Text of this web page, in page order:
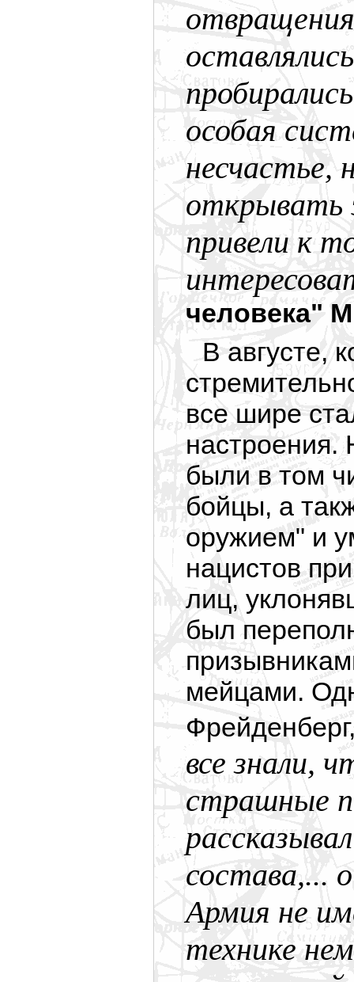
особая
несчастье,
открывать
привели к
человека"
В августе,
все шире
настроения.
были в том
бойцы, а
оружием" и
нацистов
лиц,
был
мейцами.
все знали,
страшные
состава,...
Армия не
технике